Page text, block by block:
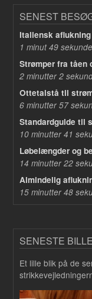
SENEST
Italiensk aflukning
1 minut 49
Strømper fra tåen
2 minutter 2
Ottetalstå til
6 minutter 57
Standardguide til
10 minutter 41
Løbelængder og
14 minutter 22
Almindelig
15 minutter 48
SENESTE
Et lille blik på de